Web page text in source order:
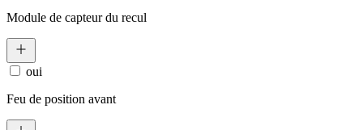
Module de capteur du recul
oui
Feu de position avant